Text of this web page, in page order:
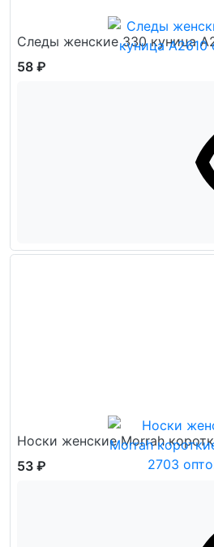
Следы женские 330 куница
58 ₽
Носки женские Morrah
53 ₽